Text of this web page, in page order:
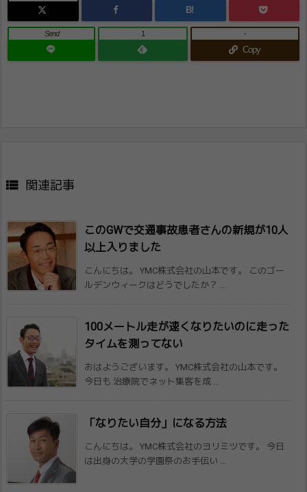
B!
Send 1
Copy
-
 関連記事
このGWで交通事故患者さんの新規が10人​
以上入りました
こんにちは。 YMC株式会社の山本です。 このゴー
ルデンウィークはどうでしたか？ ...
100メートル走が速くなりたいのに走った​
タイムを測ってない
おはようございます。 YMC株式会社の山本です。
今日も 治療院でネット集客を成 ...
「なりたい自分」になる方法
こんにちは。 YMC株式会社のヨリミツです。 今日
は出身の大学の学園祭のお手伝い ...